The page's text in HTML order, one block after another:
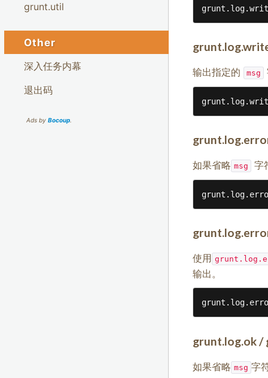
输出指定的 msg
如果省略 msg 字
使用
输出。
grunt.log.ok /
如果省略 msg 字
grunt.util
Other
深入任务内幕
退出码
Ads by Bocoup.